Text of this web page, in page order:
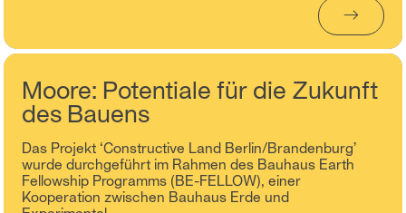
→
Moore: Potentiale für die Zukunft
des Bauens
Das Projekt ‘Constructive Land Berlin/Brandenburg’
wurde durchgeführt im Rahmen des Bauhaus Earth
Fellowship Programms (BE-FELLOW), einer
Kooperation zwischen Bauhaus Erde und